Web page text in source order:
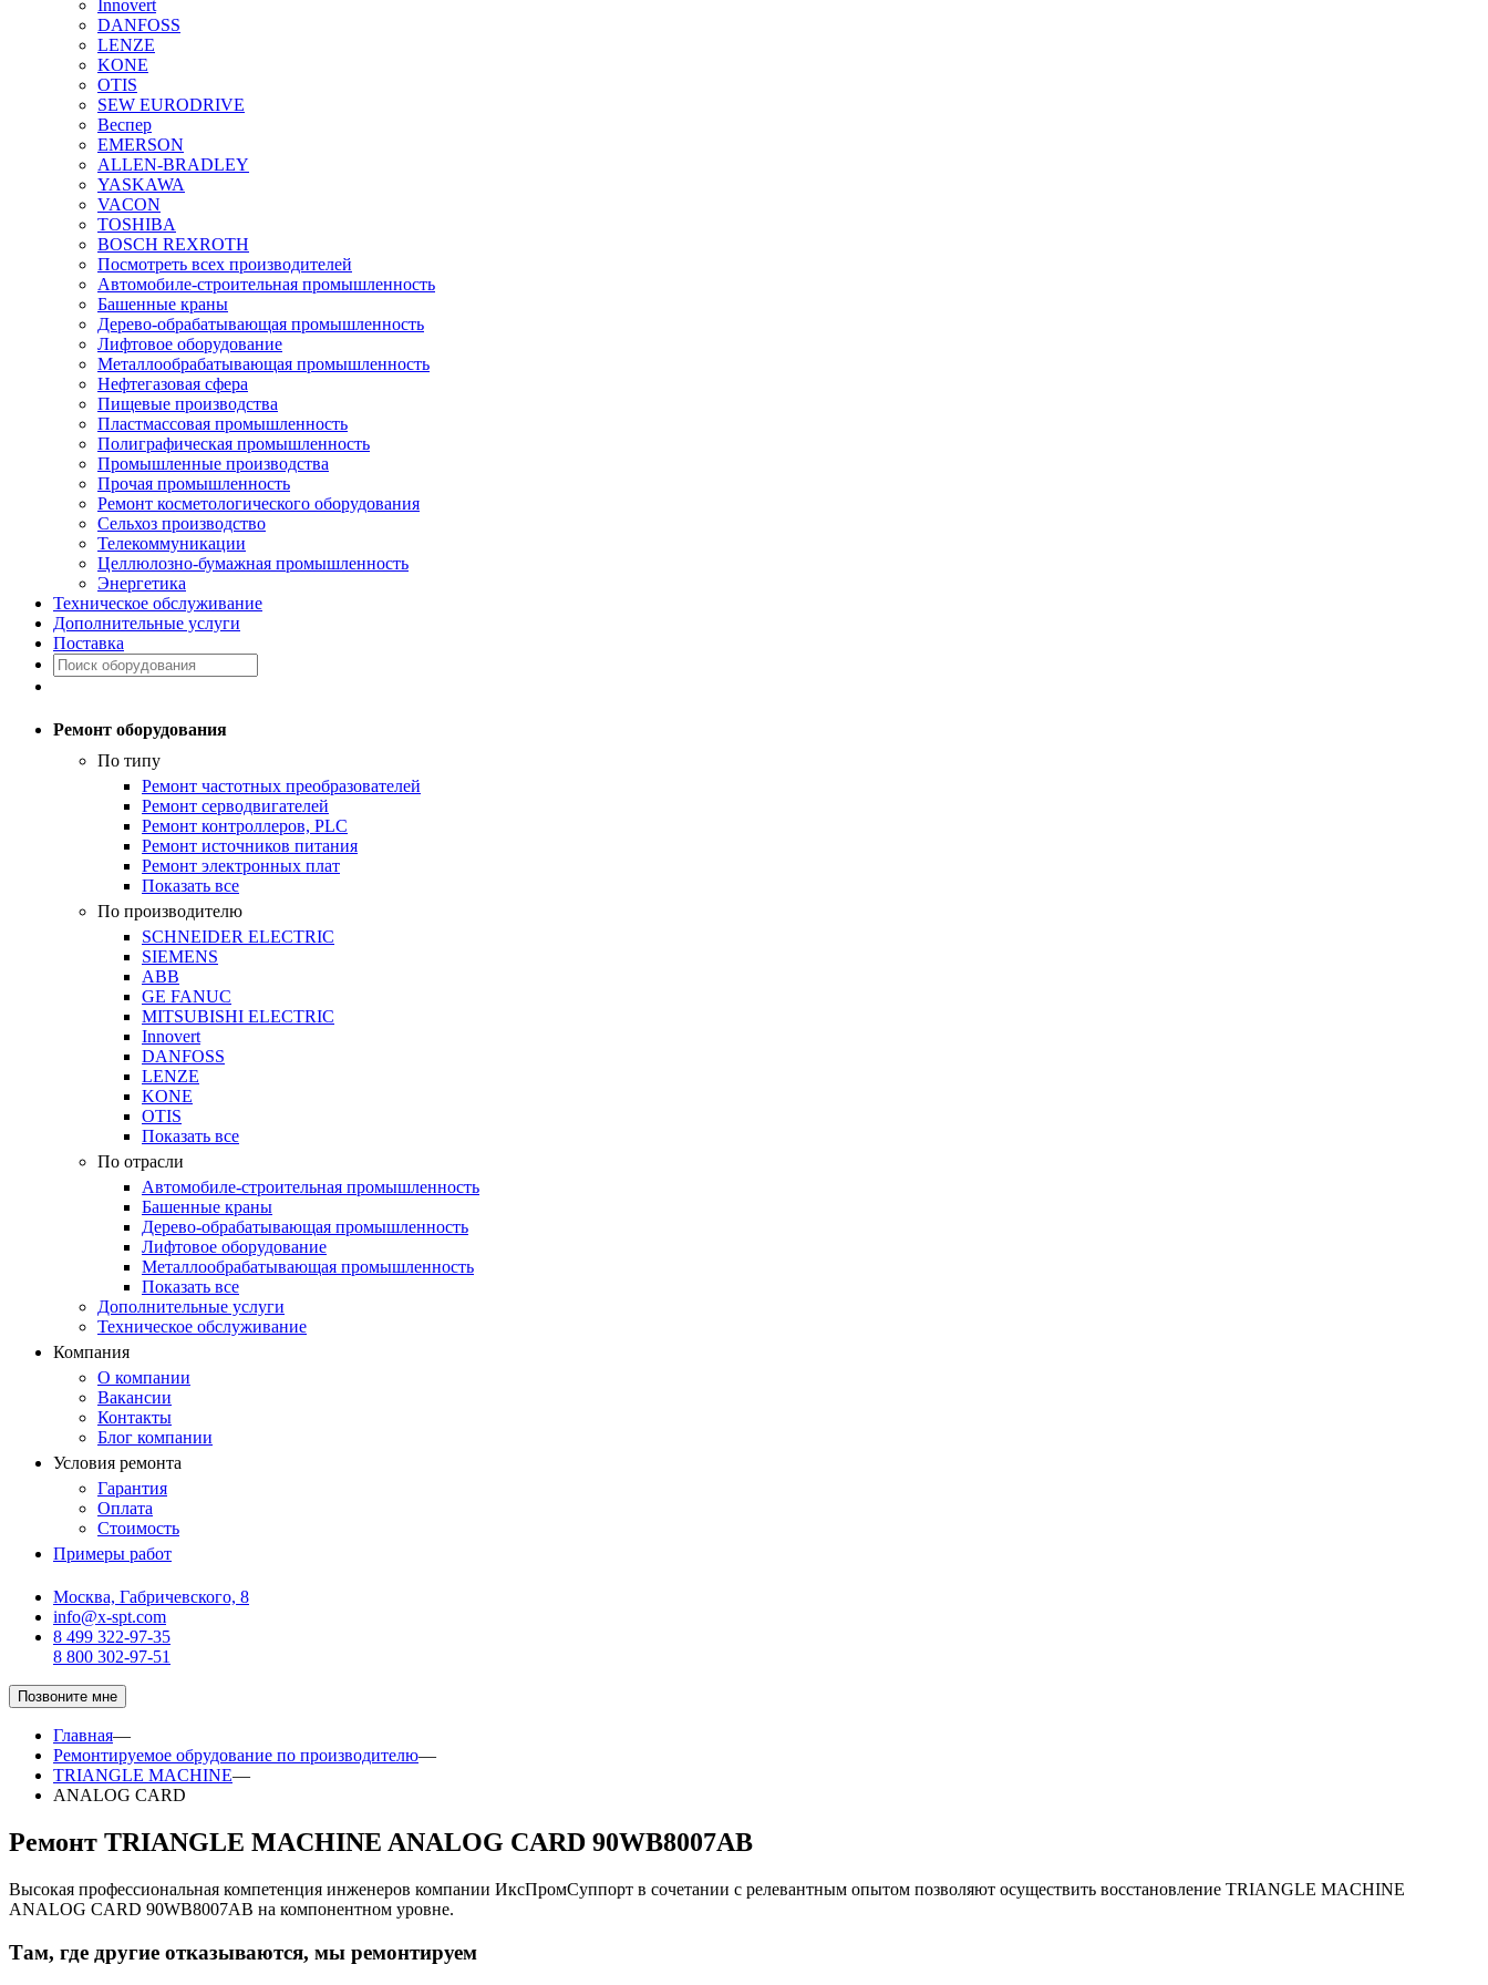
Innovert
DANFOSS
LENZE
KONE
OTIS
SEW EURODRIVE
Веспер
EMERSON
ALLEN-BRADLEY
YASKAWA
VACON
TOSHIBA
BOSCH REXROTH
Посмотреть всех производителей
Автомобиле-строительная промышленность
Башенные краны
Дерево-обрабатывающая промышленность
Лифтовое оборудование
Металлообрабатывающая промышленность
Нефтегазовая сфера
Пищевые производства
Пластмассовая промышленность
Полиграфическая промышленность
Промышленные производства
Прочая промышленность
Ремонт косметологического оборудования
Сельхоз производство
Телекоммуникации
Целлюлозно-бумажная промышленность
Энергетика
Техническое обслуживание
Дополнительные услуги
Поставка
Ремонт оборудования
По типу
Ремонт частотных преобразователей
Ремонт серводвигателей
Ремонт контроллеров, PLC
Ремонт источников питания
Ремонт электронных плат
Показать все
По производителю
SCHNEIDER ELECTRIC
SIEMENS
ABB
GE FANUC
MITSUBISHI ELECTRIC
Innovert
DANFOSS
LENZE
KONE
OTIS
Показать все
По отрасли
Автомобиле-строительная промышленность
Башенные краны
Дерево-обрабатывающая промышленность
Лифтовое оборудование
Металлообрабатывающая промышленность
Показать все
Дополнительные услуги
Техническое обслуживание
Компания
О компании
Вакансии
Контакты
Блог компании
Условия ремонта
Гарантия
Оплата
Стоимость
Примеры работ
Москва, Габричевского, 8
info@x-spt.com
8 499 322-97-35
8 800 302-97-51
Позвоните мне
Главная—
Ремонтируемое обрудование по производителю—
TRIANGLE MACHINE—
ANALOG CARD
Ремонт TRIANGLE MACHINE ANALOG CARD 90WB8007AB
Высокая профессиональная компетенция инженеров компании ИксПромСуппорт в сочетании с релевантным опытом позволяют осуществить восстановление TRIANGLE MACHINE
ANALOG CARD 90WB8007AB на компонентном уровне.
Там, где другие отказываются, мы ремонтируем